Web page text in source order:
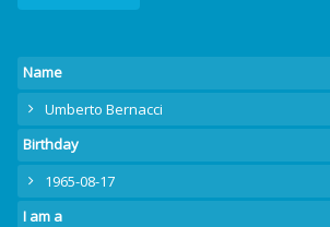
Name
Umberto Bernacci
Birthday
1965-08-17
I am a